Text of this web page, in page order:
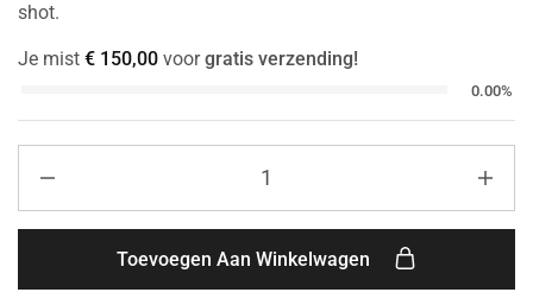
shot.
Je mist € 150,00 voorgratis verzending!
0.00%
Toevoegen Aan Winkelwagen